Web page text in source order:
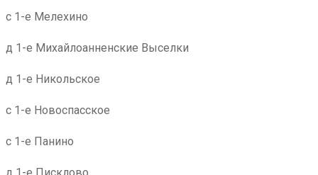
с 1-е Мелехино
д 1-е Михайлоанненские Выселки
д 1-е Никольское
с 1-е Новоспасское
с 1-е Панино